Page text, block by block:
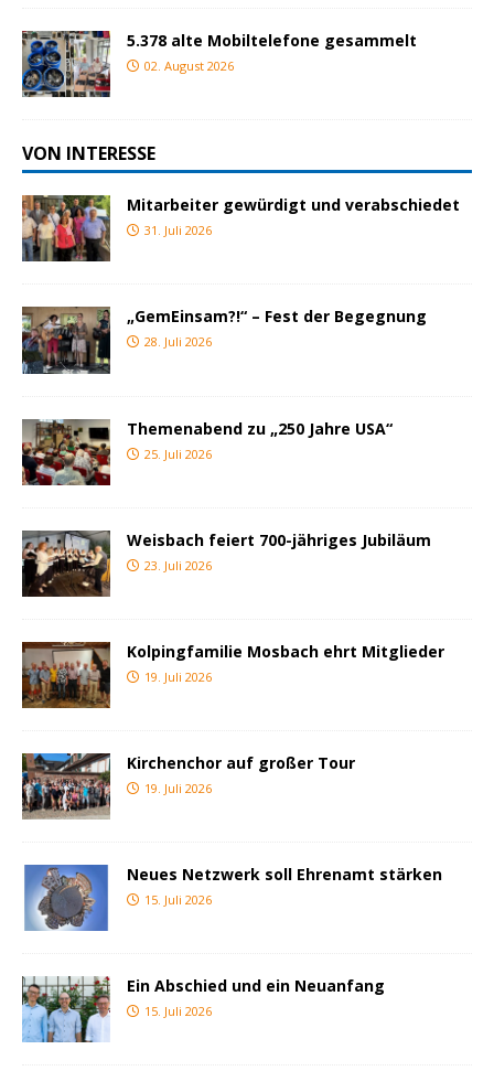
5.378 alte Mobiltelefone gesammelt
02. August 2026
VON INTERESSE
Mitarbeiter gewürdigt und verabschiedet
31. Juli 2026
„GemEinsam?!“ – Fest der Begegnung
28. Juli 2026
Themenabend zu „250 Jahre USA“
25. Juli 2026
Weisbach feiert 700-jähriges Jubiläum
23. Juli 2026
Kolpingfamilie Mosbach ehrt Mitglieder
19. Juli 2026
Kirchenchor auf großer Tour
19. Juli 2026
Neues Netzwerk soll Ehrenamt stärken
15. Juli 2026
Ein Abschied und ein Neuanfang
15. Juli 2026